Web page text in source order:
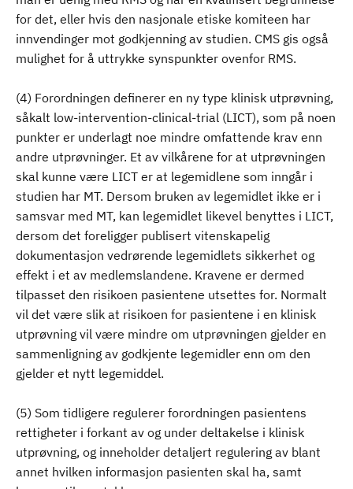
for det, eller hvis den nasjonale etiske komiteen har
innvendinger mot godkjenning av studien. CMS gis også
mulighet for å uttrykke synspunkter ovenfor RMS.
(4) Forordningen definerer en ny type klinisk utprøvning,
såkalt low-intervention-clinical-trial (LICT), som på noen
punkter er underlagt noe mindre omfattende krav enn
andre utprøvninger. Et av vilkårene for at utprøvningen
skal kunne være LICT er at legemidlene som inngår i
studien har MT. Dersom bruken av legemidlet ikke er i
samsvar med MT, kan legemidlet likevel benyttes i LICT,
dersom det foreligger publisert vitenskapelig
dokumentasjon vedrørende legemidlets sikkerhet og
effekt i et av medlemslandene. Kravene er dermed
tilpasset den risikoen pasientene utsettes for. Normalt
vil det være slik at risikoen for pasientene i en klinisk
utprøvning vil være mindre om utprøvningen gjelder en
sammenligning av godkjente legemidler enn om den
gjelder et nytt legemiddel.
(5) Som tidligere regulerer forordningen pasientens
rettigheter i forkant av og under deltakelse i klinisk
utprøvning, og inneholder detaljert regulering av blant
annet hvilken informasjon pasienten skal ha, samt